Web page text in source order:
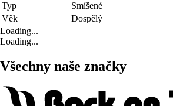
Typ
Smíšené
Věk
Dospělý
Loading...
Loading...
Všechny naše značky